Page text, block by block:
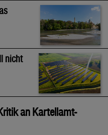
nicht
an Kartellamt-